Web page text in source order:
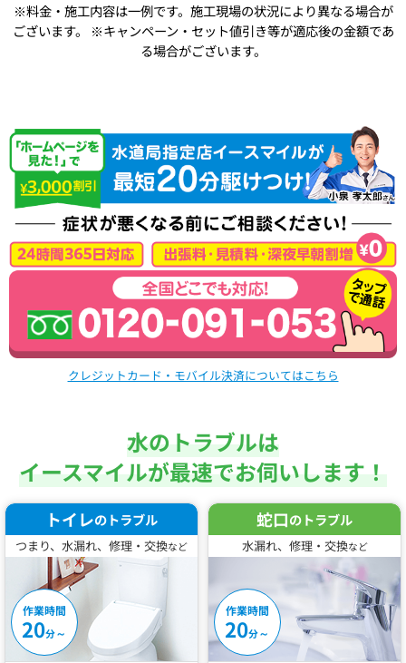
※料金・施工内容は一例です。施工現場の状況により異なる場合が
ございます。
※キャンペーン・セット値引き等が適応後の金額であ
る場合がございます。
クレジットカード・モバイル決済についてはこちら
水のトラブルは
イースマイルが最速でお伺いします！
トイレのトラブル
つまり、水漏れ、修理・交換など
作業時間
20分～
蛇口のトラブル
水漏れ、修理・交換など
作業時間
20分～